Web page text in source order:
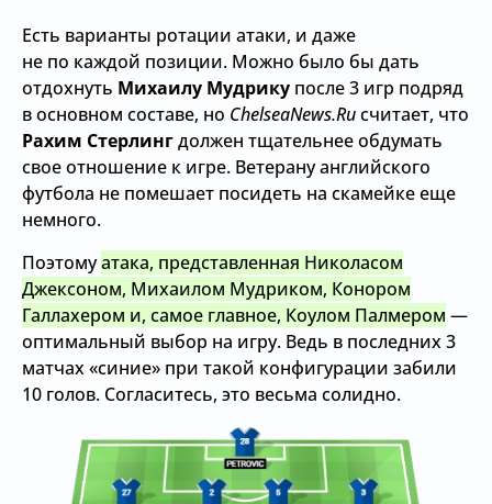
Есть варианты ротации атаки, и даже
не по каждой позиции. Можно было бы дать
отдохнуть Михаилу Мудрику после 3 игр подряд
в основном составе, но ChelseaNews.Ruсчитает, что
Рахим Стерлингдолжен тщательнее обдумать
свое отношение к игре. Ветерану английского
футбола не помешает посидеть на скамейке еще
немного.
Поэтомуатака, представленная Николасом
Джексоном, Михаилом Мудриком, Конором
Галлахером и, самое главное, Коулом Палмером —
оптимальный выбор на игру. Ведь в последних 3
матчах «синие» при такой конфигурации забили
10 голов. Согласитесь, это весьма солидно.